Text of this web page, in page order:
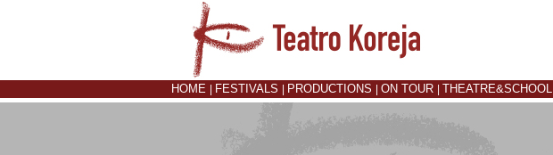
HOME FESTIVALS PRODUCTIONS ON TOUR THEATRE&SCHOOL